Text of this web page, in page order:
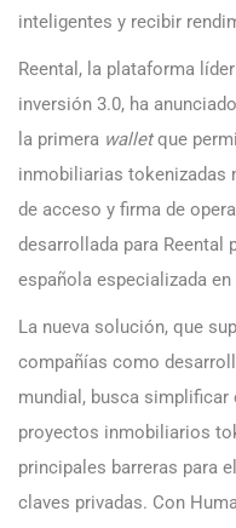
inteligentes y recibir
Reental, la plataforma
inversión 3.0, ha
la primera walletque
inmobiliarias tokenizadas
de acceso y firma de
desarrollada para Reental
española especializada
La nueva solución, que
compañías como
mundial, busca
proyectos inmobiliarios
principales barreras para
claves privadas. Con